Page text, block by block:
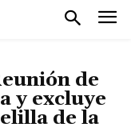
de
y excluye
de la